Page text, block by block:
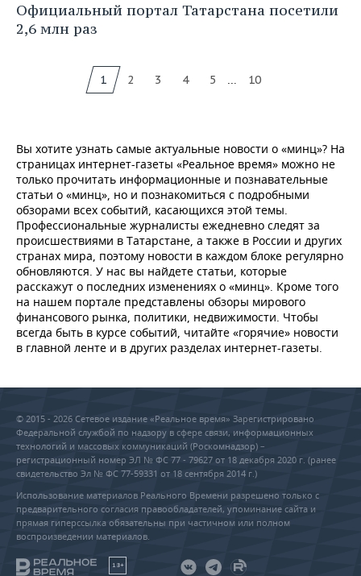
Официальный портал Татарстана посетили
2,6 млн раз
1 2 3 4 5 ... 10
Вы хотите узнать самые актуальные новости о «минц»? На
страницах интернет-газеты «Реальное время» можно не
только прочитать информационные и познавательные
статьи о «минц», но и познакомиться с подробными
обзорами всех событий, касающихся этой темы.
Профессиональные журналисты ежедневно следят за
происшествиями в Татарстане, а также в России и других
странах мира, поэтому новости в каждом блоке регулярно
обновляются. У нас вы найдете статьи, которые
расскажут о последних изменениях о «минц». Кроме того
на нашем портале представлены обзоры мирового
финансового рынка, политики, недвижимости. Чтобы
всегда быть в курсе событий, читайте «горячие» новости
в главной ленте и в других разделах интернет-газеты.
© 2015 - 2026 Сетевое издание «Реальное время» Зарегистрировано
Федеральной службой по надзору в сфере связи, информационных
технологий и массовых коммуникаций (Роскомнадзор) –
регистрационный номер ЭЛ № ФС 77 - 79627 от 18 декабря 2020 г. (ранее
свидетельство Эл № ФС 77-59331 от 18 сентября 2014 г.)
Использование материалов Реального Времени разрешено только с
предварительного согласия правообладателей, упоминание сайта и
прямая гиперссылка обязательны при частичном или полном
воспроизведении материалов.
18+